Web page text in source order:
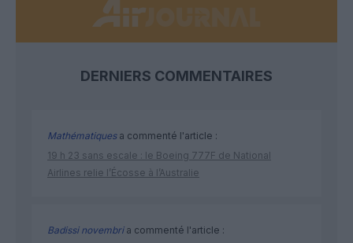
DERNIERS COMMENTAIRES
Mathématiquesa commenté l'article :
19 h 23 sans escale : le Boeing 777F de National
Airlines relie l’Écosse à l’Australie
Badissi novembria commenté l'article :